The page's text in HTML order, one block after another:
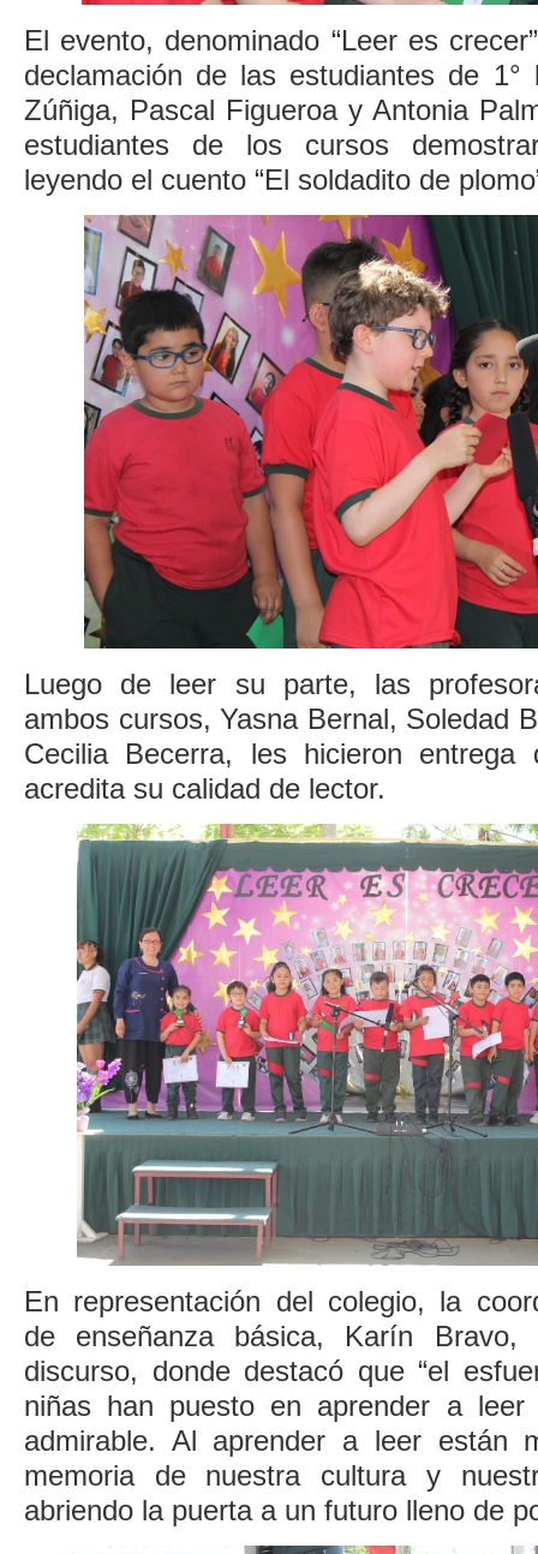
El evento, denominado “Leer es
declamación de las estudiantes de 1°
Zúñiga, Pascal Figueroa y Antonia
estudiantes de los cursos
leyendo el cuento “El soldadito de
Luego de leer su parte, las
ambos cursos, Yasna Bernal, Soledad
Cecilia Becerra, les hicieron
acredita su calidad de lector.
En representación del colegio, la
de enseñanza básica, Karín Bravo,
discurso, donde destacó que “el
niñas han puesto en aprender a leer
admirable. Al aprender a leer están
memoria de nuestra cultura y
abriendo la puerta a un futuro lleno de